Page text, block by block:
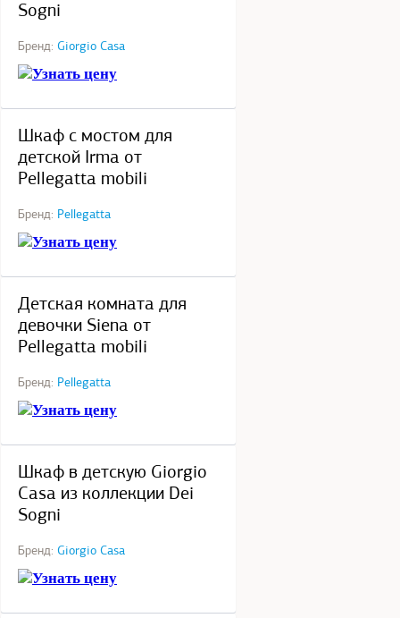
Sogni
Бренд: Giorgio Casa
Узнать цену
Шкаф с мостом для
детской Irma от
Pellegatta mobili
Бренд: Pellegatta
Узнать цену
Детская комната для
девочки Siena от
Pellegatta mobili
Бренд: Pellegatta
Узнать цену
Шкаф в детскую Giorgio
Casa из коллекции Dei
Sogni
Бренд: Giorgio Casa
Узнать цену